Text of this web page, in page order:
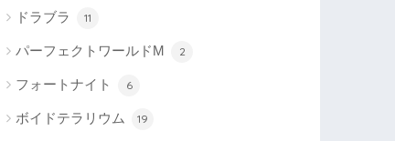
ドラブラ 11
パーフェクトワールドM 2
フォートナイト 6
ボイドテラリウム 19